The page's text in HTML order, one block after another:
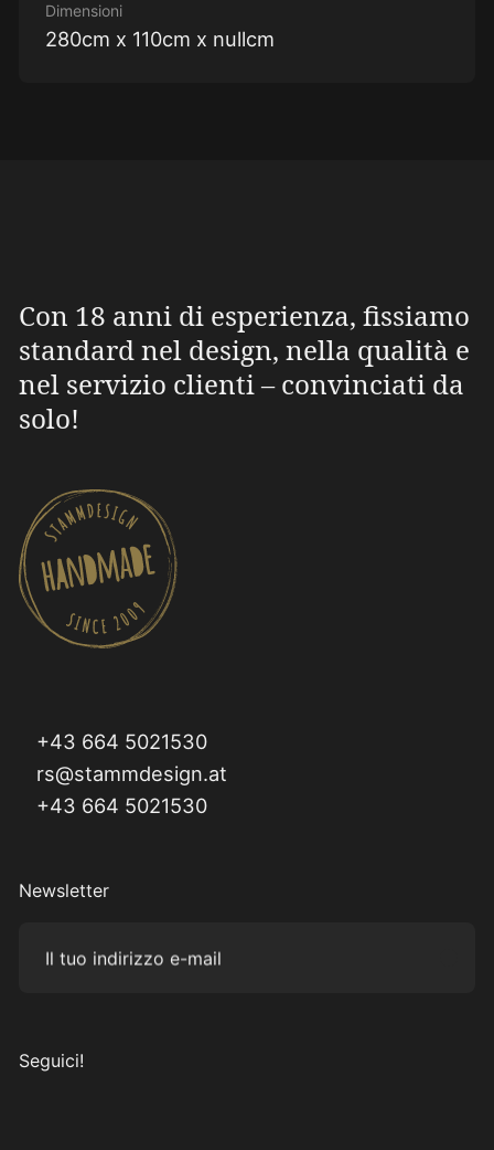
Dimensioni
280cm x 110cm x nullcm
Con 18 anni di esperienza, fissiamo
standard nel design, nella qualità e
nel servizio clienti – convinciati da
solo!
+43 664 5021530
rs@stammdesign.at
+43 664 5021530
Newsletter
Il tuo indirizzo e-mail
Seguici!